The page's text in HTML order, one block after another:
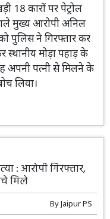
18 कारों पर पेट्रोल
मुख्य आरोपी अनिल
पुलिस ने गिरफ्तार कर
मोड़ा पहाड़ के
अपनी पत्नी से मिलने के
लिया।
: आरोपी गिरफ्तार,
मिले
ByJaipur PS